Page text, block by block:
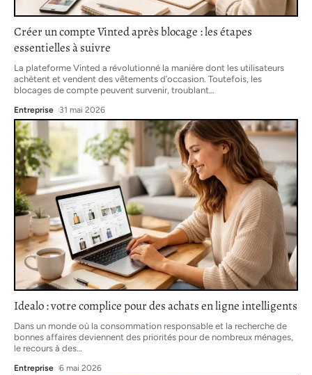
Créer un compte Vinted après blocage : les étapes
essentielles à suivre
La plateforme Vinted a révolutionné la manière dont les utilisateurs
achètent et vendent des vêtements d’occasion. Toutefois, les
blocages de compte peuvent survenir, troublant…
Entreprise 31 mai 2026
Idealo : votre complice pour des achats en ligne intelligents
Dans un monde où la consommation responsable et la recherche de
bonnes affaires deviennent des priorités pour de nombreux ménages,
le recours à des
Entreprise 6 mai 2026